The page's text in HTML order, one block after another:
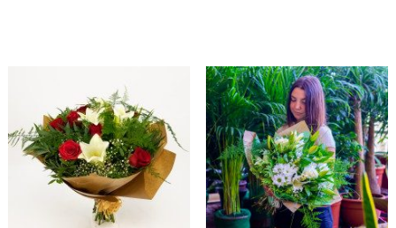
El más vendido